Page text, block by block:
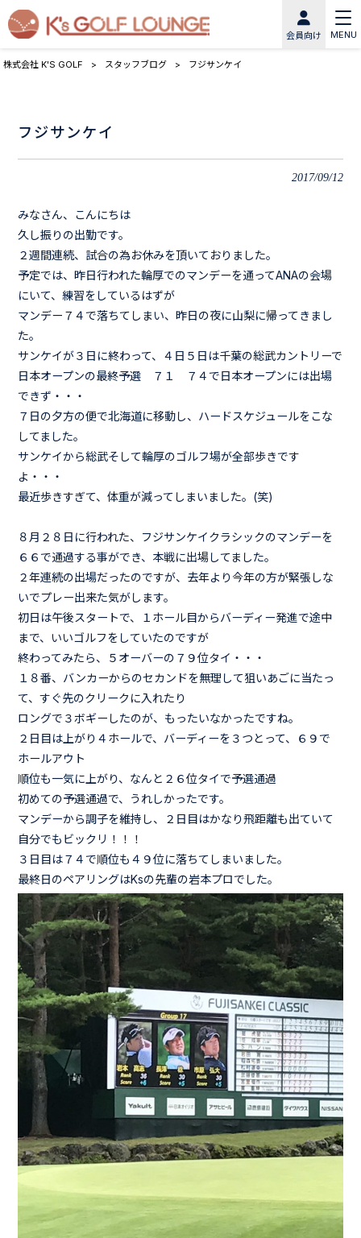
会員向け MENU
株式会社 K'S GOLF > スタッフブログ > フジサンケイ
フジサンケイ
2017/09/12
みなさん、こんにちは
久し振りの出勤です。
２週間連続、試合の為お休みを頂いておりました。
予定では、昨日行われた輪厚でのマンデーを通ってANAの会場
にいて、練習をしているはずが
マンデー７４で落ちてしまい、昨日の夜に山梨に帰ってきまし
た。
サンケイが３日に終わって、４日５日は千葉の総武カントリーで
日本オープンの最終予選 ７１ ７４で日本オープンには出場
できず・・・
７日の夕方の便で北海道に移動し、ハードスケジュールをこな
してました。
サンケイから総武そして輪厚のゴルフ場が全部歩きです
よ・・・
最近歩きすぎて、体重が減ってしまいました。(笑)
８月２８日に行われた、フジサンケイクラシックのマンデーを
６６で通過する事ができ、本戦に出場してました。
２年連続の出場だったのですが、去年より今年の方が緊張しな
いでプレー出来た気がします。
初日は午後スタートで、１ホール目からバーディー発進で途中
まで、いいゴルフをしていたのですが
終わってみたら、５オーバーの７９位タイ・・・
１８番、バンカーからのセカンドを無理して狙いあごに当たっ
て、すぐ先のクリークに入れたり
ロングで３ボギーしたのが、もったいなかったですね。
２日目は上がり４ホールで、バーディーを３つとって、６９で
ホールアウト
順位も一気に上がり、なんと２６位タイで予選通過
初めての予選通過で、うれしかったです。
マンデーから調子を維持し、２日目はかなり飛距離も出ていて
自分でもビックリ！！！
３日目は７４で順位も４９位に落ちてしまいました。
最終日のペアリングはKsの先輩の岩本プロでした。